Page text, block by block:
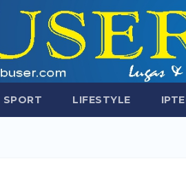
SPORT LIFESTYLE